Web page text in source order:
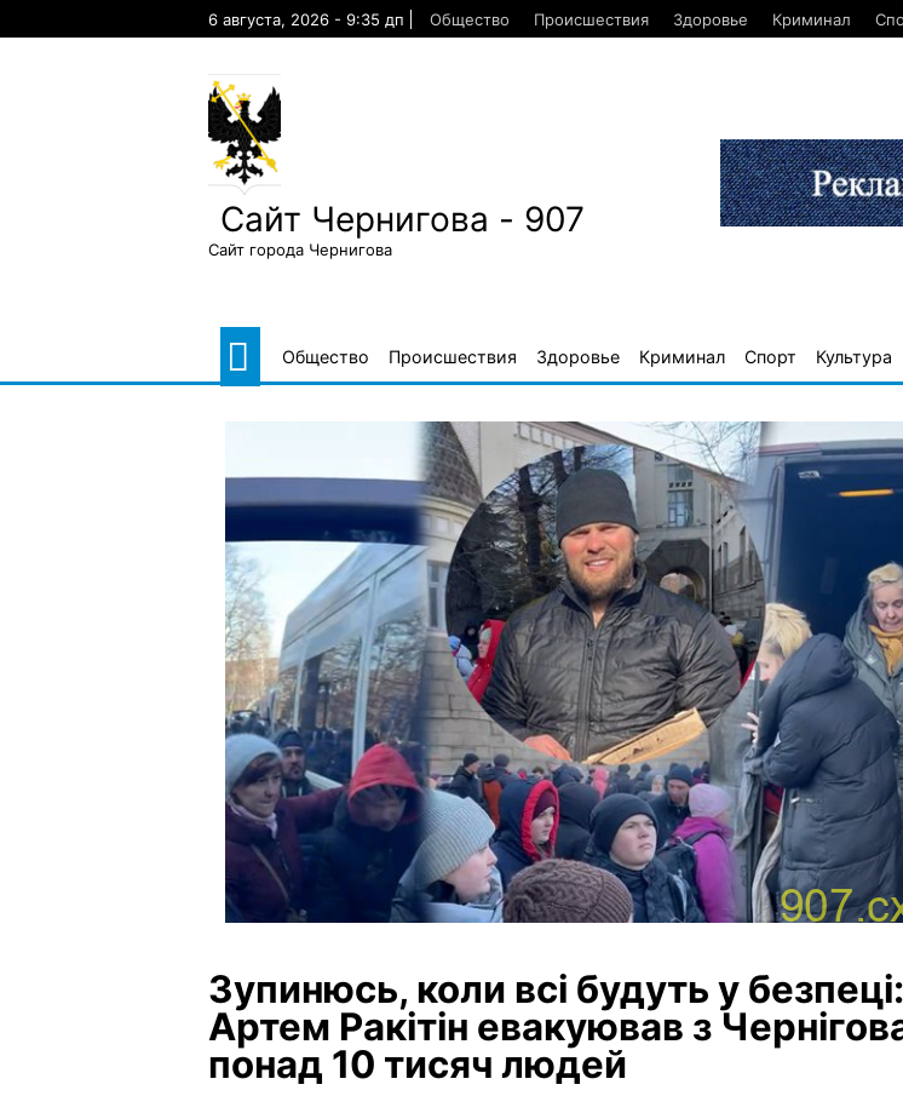
6 августа, 2026 - 9:35 дп Общество Происшествия Здоровье Криминал
Сайт Чернигова - 907
Сайт города Чернигова
Общество Происшествия Здоровье Криминал Спорт Культура
Зупинюсь, коли всі будуть у безпеці:
Артем Ракітін евакуював з
понад 10 тисяч людей